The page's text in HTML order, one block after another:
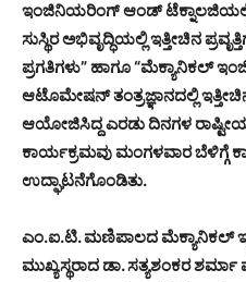
ಇಂಜಿನಿಯರಿಂಗ್ ಆಂಡ್
ಸುಸ್ಥಿರ ಅಭಿವೃದ್ಧಿಯಲ್ಲಿ ಇತ್ತೀಚಿನ
ಪ್ರಗತಿಗಳು” ಹಾಗೂ “ಮೆಕ್ಯಾನಿಕಲ್
ಆಟೊಮೇಷನ್ ತಂತ್ರಜ್ಞಾನದಲ್ಲಿ
ಆಯೋಜಿಸಿದ್ದ ಎರಡು ದಿನಗಳ
ಕಾರ್ಯಕ್ರಮವು ಮಂಗಳವಾರ ಬೆಳಿಗ್ಗೆ
ಉದ್ಘಾಟನೆಗೊಂಡಿತು.
ಎಂ.ಐ.ಟಿ. ಮಣಿಪಾಲದ ಮೆಕ್ಯಾನಿಕಲ್
ಮುಖ್ಯಸ್ಥರಾದ ಡಾ. ಸತ್ಯಶಂಕರ